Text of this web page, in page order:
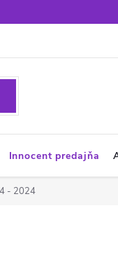
Innocent predajňa
- 2024